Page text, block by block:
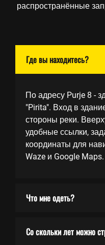
распространённые
Где вы находитесь?
По адресу Purje 8 -
"Pirita". Вход в
стороны реки.
удобные ссылки,
координаты для
Waze и Google Maps.
Что мне одеть?
Со скольки лет можно